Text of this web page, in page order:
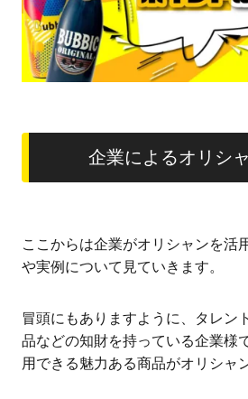
企業によるオリシ
ここからは企業がオリシャンを活
や実例について見ていきます。
冒頭にもありますように、タレン
品などの知財を持っている企業様
用できる魅力ある商品がオリシャ